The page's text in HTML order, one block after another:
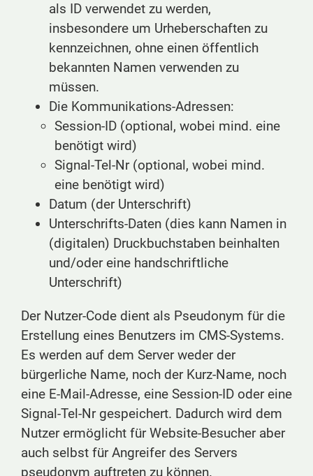
als ID verwendet zu werden,
insbesondere um Urheberschaften zu
kennzeichnen, ohne einen öffentlich
bekannten Namen verwenden zu
müssen.
Die Kommunikations-Adressen:
Session-ID (optional, wobei mind. eine
benötigt wird)
Signal-Tel-Nr (optional, wobei mind.
eine benötigt wird)
Datum (der Unterschrift)
Unterschrifts-Daten (dies kann Namen in
(digitalen) Druckbuchstaben beinhalten
und/oder eine handschriftliche
Unterschrift)
Der Nutzer-Code dient als Pseudonym für die
Erstellung eines Benutzers im CMS-Systems.
Es werden auf dem Server weder der
bürgerliche Name, noch der Kurz-Name, noch
eine E-Mail-Adresse, eine Session-ID oder eine
Signal-Tel-Nr gespeichert. Dadurch wird dem
Nutzer ermöglicht für Website-Besucher aber
auch selbst für Angreifer des Servers
pseudonym auftreten zu können.